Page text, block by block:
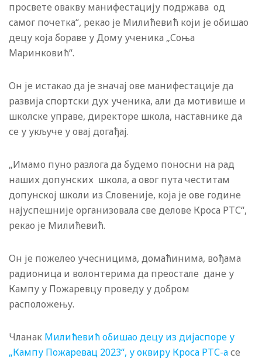
просвете овакву манифестацију подржава од
самог почетка“, рекао је Милићевић који је обишао
децу која бораве у Дому ученика „Соња
Маринковић“.
Он је истакао да је значај ове манифестације да
развија спортски дух ученика, али да мотивише и
школске управе, директоре школа, наставнике да
се у укључе у овај догађај.
„Имамо пуно разлога да будемо поносни на рад
наших допунских школа, а овог пута честитам
допунској школи из Словеније, која је ове године
најуспешније организовала све делове Кроса РТС“,
рекао је Милићевић.
Он је пожелео учесницима, домаћинима, вођама
радионица и волонтерима да преостале дане у
Кампу у Пожаревцу проведу у добром
расположењу.
Чланак Милићевић обишао децу из дијаспоре у
„Кампу Пожаревац 2023“, у оквиру Кроса РТС-асе